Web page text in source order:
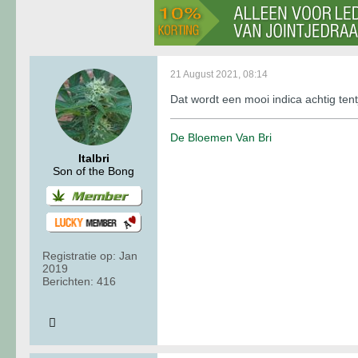
Italbri
Son of the Bong
Registratie op: Jan
2019
Berichten: 416
21 August 2021, 08:14
Dat wordt een mooi indica achtig
De Bloemen Van Bri